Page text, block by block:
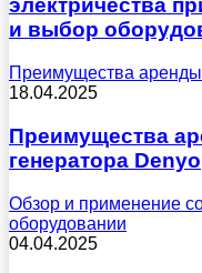
электричества
и выбор
Преимущества аренды
18.04.2025
Преимущества
генератора Denyo
Обзор и применение
оборудовании
04.04.2025